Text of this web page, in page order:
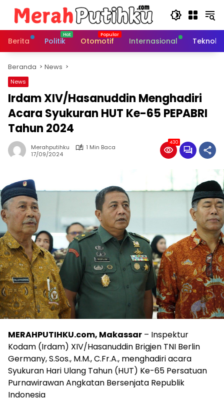
konten
Berita
Politik Otomotif Internasional
Beranda News
News
Irdam XIV/Hasanuddin Menghadiri
Acara Syukuran HUT Ke-65 PEPABRI
Tahun 2024
Merahputihku
1 Min Baca
17/09/2024
430
MERAHPUTIHKU.com, Makassar – Inspektur
Kodam (Irdam) XIV/Hasanuddin Brigjen TNI Berlin
Germany, S.Sos., M.M., C.Fr.A., menghadiri acara
Syukuran Hari Ulang Tahun (HUT) Ke-65 Persatuan
Purnawirawan Angkatan Bersenjata Republik
Indonesia